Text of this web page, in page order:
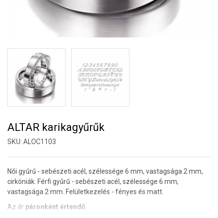
ALTAR karikagyűrűk
SKU: ALOC1103
Női gyűrű - sebészeti acél, szélessége 6 mm, vastagsága 2 mm,
cirkóniák. Férfi gyűrű - sebészeti acél, szélessége 6 mm,
vastagsága 2 mm. Felületkezelés - fényes és matt.
Az ár páronként értendő.